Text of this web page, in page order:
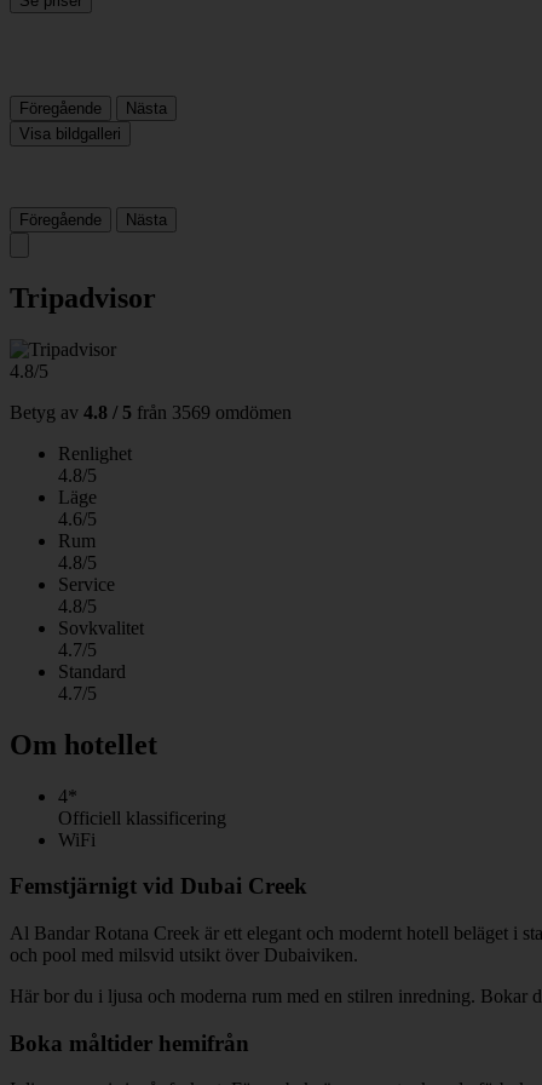
Föregående
Nästa
Visa bildgalleri
Föregående Nästa
Tripadvisor
4.8/5
Betyg av 4.8 / 5 från 3569 omdömen
Renlighet
4.8/5
Läge
4.6/5
Rum
4.8/5
Service
4.8/5
Sovkvalitet
4.7/5
Standard
4.7/5
Om hotellet
4*
Officiell klassificering
WiFi
Femstjärnigt vid Dubai Creek
Al Bandar Rotana Creek är ett elegant och modernt hotell beläget i
och pool med milsvid utsikt över Dubaiviken.
Här bor du i ljusa och moderna rum med en stilren inredning.
Boka måltider hemifrån